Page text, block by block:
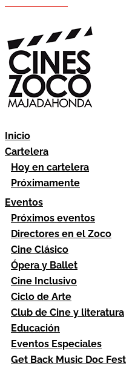
Inicio
Cartelera
Hoy en cartelera
Próximamente
Eventos
Próximos eventos
Directores en el Zoco
Cine Clásico
Ópera y Ballet
Cine Inclusivo
Ciclo de Arte
Club de Cine y literatura
Educación
Eventos Especiales
Get Back Music Doc Fest